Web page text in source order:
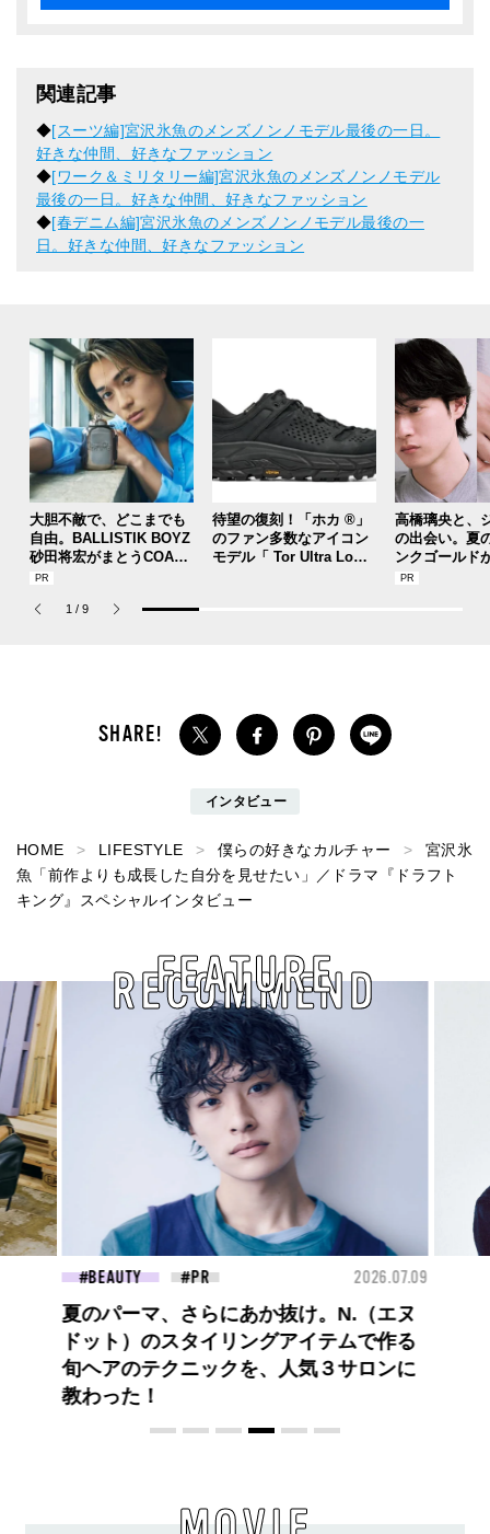
関連記事
◆[スーツ編]宮沢氷魚のメンズノンノモデル最後の一日。
好きな仲間、好きなファッション
◆[ワーク＆ミリタリー編]宮沢氷魚のメンズノンノモデル
最後の一日。好きな仲間、好きなファッション
◆[春デニム編]宮沢氷魚のメンズノンノモデル最後の一
日。好きな仲間、好きなファッション
大胆不敵で、どこまでも
自由。BALLISTIK BOYZ
砂田将宏がまとうCOACH
の新作フレグランス「コ
パルファム」
待望の復刻！「ホカ ®」
のファン多数なアイコン
モデル「 Tor Ultra Lo（
高橋璃央と、
の出会い。夏
ンクゴールド
SUMMER
1 / 9
インタビュー
HOME LIFESTYLE 僕らの好きなカルチャー
宮沢氷
魚「前作よりも成長した自分を見せたい」／ドラマ『ドラフト
キング』スペシャルインタビュー
RECOMMEND
FEATURE
FASHION 2026.07.09
【PRADA × NI-KI(ENHYPEN)】時をかけ
る、ニューモード